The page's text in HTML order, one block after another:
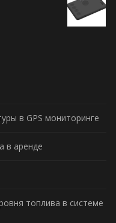
в GPS мониторинге
в аренде
топлива в системе